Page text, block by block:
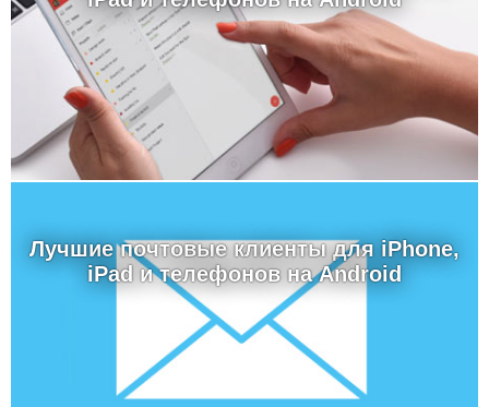
Лучшие почтовые клиенты для iPhone,
iPad и телефонов на Android